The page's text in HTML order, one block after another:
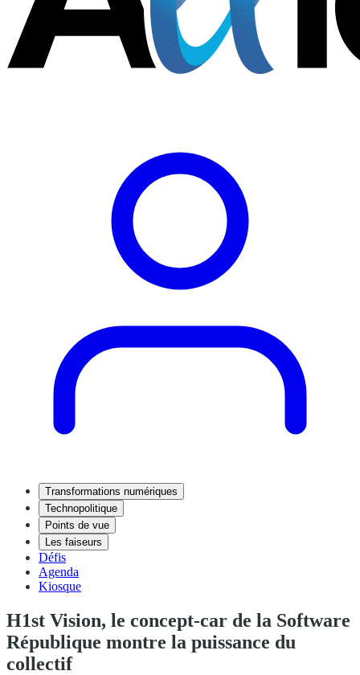
Transformations numériques
Technopolitique
Points de vue
Les faiseurs
Défis
Agenda
Kiosque
H1st Vision, le concept-car de la Software
République montre la puissance du
collectif